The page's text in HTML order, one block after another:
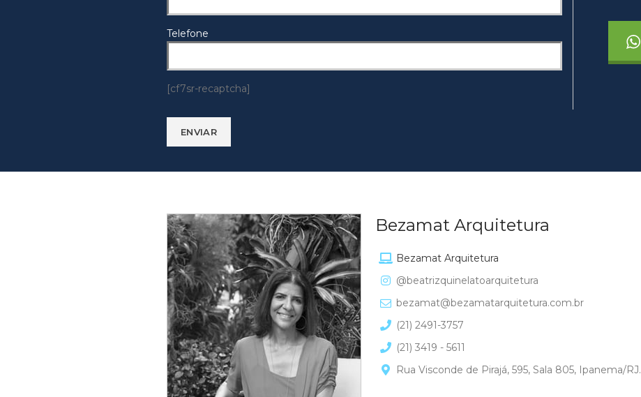
Telefone
[cf7sr-recaptcha]
Bezamat Arquitetura
Bezamat Arquitetura
@beatrizquinelatoarquitetura
bezamat@bezamatarquitetura.com.br
(21) 2491-3757
(21) 3419 - 5611
Rua Visconde de Pirajá, 595, Sala 805, Ipanema/RJ.